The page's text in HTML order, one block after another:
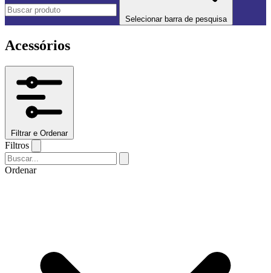
Selecionar barra de pesquisa
Acessórios
Filtrar e Ordenar
Filtros
Ordenar